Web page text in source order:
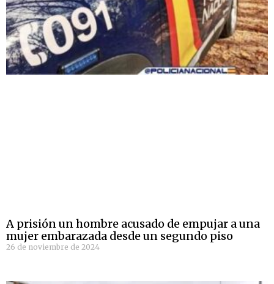
A prisión un hombre acusado de empujar a una
mujer embarazada desde un segundo piso
26 de noviembre de 2024